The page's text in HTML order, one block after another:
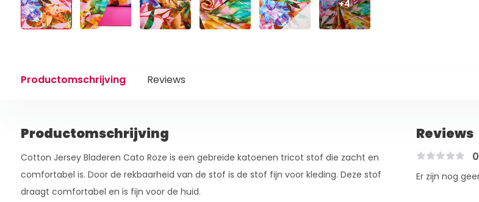
+4
Productomschrijving Reviews
Productomschrijving
Cotton Jersey Bladeren Cato Roze is een gebreide katoenen tricot stof die zacht en
comfortabel is. Door de rekbaarheid van de stof is de stof fijn voor kleding. Deze stof
draagt comfortabel en is fijn voor de huid.
Reviews
0
Er zijn nog